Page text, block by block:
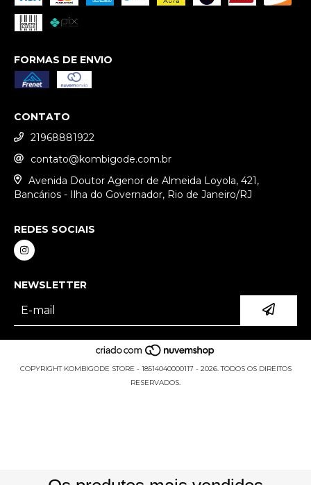
FORMAS DE ENVIO
CONTATO
21968881922
contato@kombigode.com.br
Avenida Doutor Agenor de Almeida Loyola, 421,
Bancários - Ilha do Governador, Rio de Janeiro/RJ
REDES SOCIAIS
NEWSLETTER
COPYRIGHT KOMBIGODE STORE - 18514040000117 - 2026. TODOS OS DIREITOS
RESERVADOS.